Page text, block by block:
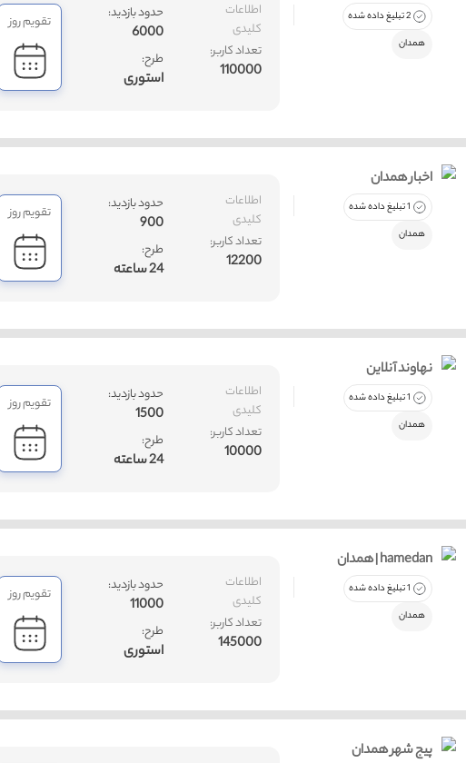
اطلاعات
کلیدی
تعداد کاربر:
110000
حدود بازدید:
6000
طرح:
استوری
تقویم روز
2 تبلیغ داده شده
همدان
اطلاعات
کلیدی
تعداد کاربر:
12200
حدود بازدید:
900
طرح:
24 ساعته
تقویم روز
اخبار همدان
1 تبلیغ داده شده
همدان
اطلاعات
کلیدی
تعداد کاربر:
10000
حدود بازدید:
1500
طرح:
24 ساعته
تقویم روز
نهاوند آنلاین
1 تبلیغ داده شده
همدان
اطلاعات
کلیدی
تعداد کاربر:
145000
حدود بازدید:
11000
طرح:
استوری
تقویم روز
همدان | hamedan
1 تبلیغ داده شده
همدان
پیج شهر همدان